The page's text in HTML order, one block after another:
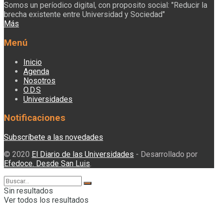
Somos un períodico digital, con proposito social: "Reducir la
brecha existente entre Universidad y Sociedad"
Más
Menú
Inicio
Agenda
Nosotros
O.D.S
Universidades
Notificaciones
Subscríbete a las novedades
© 2020 El Diario de las Universidades - Desarrollado por
Efedoce. Desde San Luis.
Sin resultados
Ver todos los resultados